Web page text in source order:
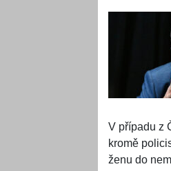
V případu z
kromě
ženu do